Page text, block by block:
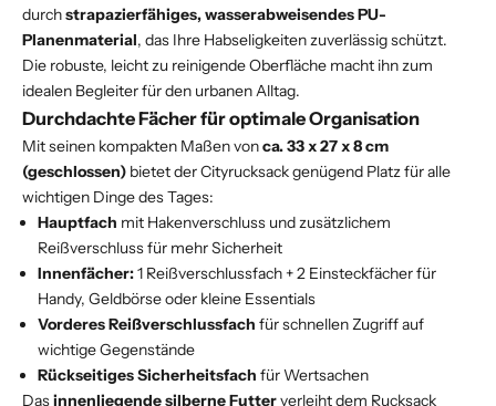
durchstrapazierfähiges, wasserabweisendes PU-
Planenmaterial, das Ihre Habseligkeiten zuverlässig schützt.
Die robuste, leicht zu reinigende Oberfläche macht ihn zum
idealen Begleiter für den urbanen Alltag.
Durchdachte Fächer für optimale Organisation
Mit seinen kompakten Maßen vonca. 33 x 27 x 8 cm
(geschlossen) bietet der Cityrucksack genügend Platz für alle
wichtigen Dinge des Tages:
Hauptfach mit Hakenverschluss und zusätzlichem
Reißverschluss für mehr Sicherheit
Innenfächer:1 Reißverschlussfach + 2 Einsteckfächer für
Handy, Geldbörse oder kleine Essentials
Vorderes Reißverschlussfach für schnellen Zugriff auf
wichtige Gegenstände
Rückseitiges Sicherheitsfach für Wertsachen
Dasinnenliegende silberne Futterverleiht dem Rucksack